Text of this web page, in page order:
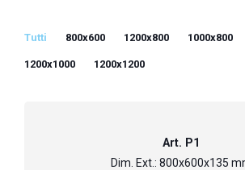
Tutti 800x600 1200x800 1000x800
1200x1000 1200x1200
Art. P1
Dim. Ext.: 800x600x135